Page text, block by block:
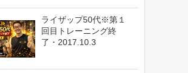
ライザップ50代※第１
回目トレーニング終
了・2017.10.3